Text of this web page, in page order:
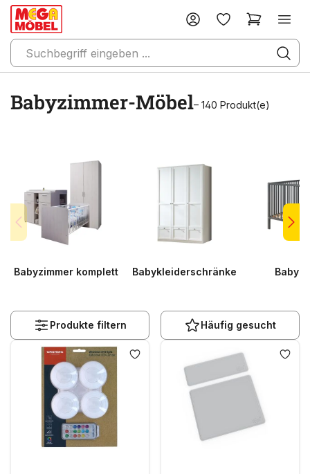
Babyzimmer-Möbel– 140 Produkt(e)
Babyzimmer komplett Babykleiderschränke
Produkte filtern Häufig gesucht